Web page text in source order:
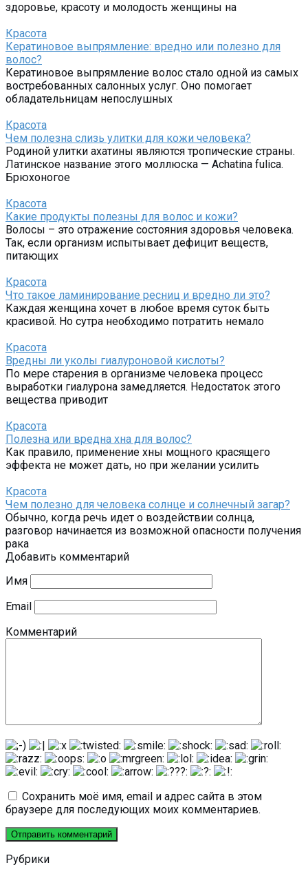
здоровье, красоту и молодость женщины на
Красота
Кератиновое выпрямление: вредно или полезно для
волос?
Кератиновое выпрямление волос стало одной из самых
востребованных салонных услуг. Оно помогает
обладательницам непослушных
Красота
Чем полезна слизь улитки для кожи человека?
Родиной улитки ахатины являются тропические страны.
Латинское название этого моллюска — Achatina fulica.
Брюхоногое
Красота
Какие продукты полезны для волос и кожи?
Волосы – это отражение состояния здоровья человека.
Так, если организм испытывает дефицит веществ,
питающих
Красота
Что такое ламинирование ресниц и вредно ли это?
Каждая женщина хочет в любое время суток быть
красивой. Но сутра необходимо потратить немало
Красота
Вредны ли уколы гиалуроновой кислоты?
По мере старения в организме человека процесс
выработки гиалурона замедляется. Недостаток этого
вещества приводит
Красота
Полезна или вредна хна для волос?
Как правило, применение хны мощного красящего
эффекта не может дать, но при желании усилить
Красота
Чем полезно для человека солнце и солнечный загар?
Обычно, когда речь идет о воздействии солнца,
разговор начинается из возможной опасности получения
рака
Добавить комментарий
Имя
Email
Комментарий
Сохранить моё имя, email и адрес сайта в этом
браузере для последующих моих комментариев.
Рубрики